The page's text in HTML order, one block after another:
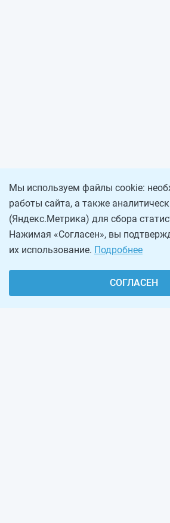
Мы используем файлы cookie:
работы сайта, а также
(Яндекс.Метрика) для сбора
Нажимая «Согласен», вы
их использование. Подробнее
СОГЛАСЕН